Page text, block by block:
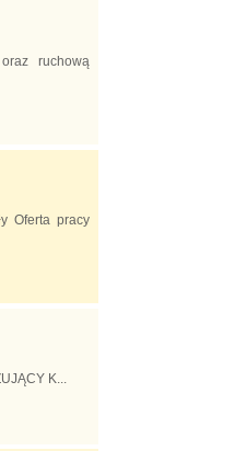
ruchową
Oferta pracy
K...